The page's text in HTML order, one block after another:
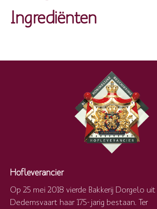
Ingrediënten
Hofleverancier
Op 25 mei 2018 vierde Bakkerij Dorgelo uit
Dedemsvaart haar 175-jarig bestaan. Ter